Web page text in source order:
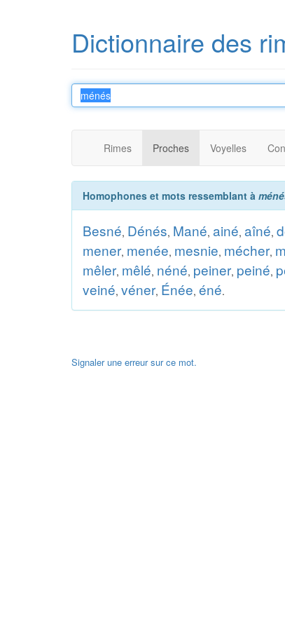
Dictionnaire des
Rimes Proches Voyelles
Homophones et mots ressemblant à
Besné, Dénés, Mané, ainé, aîné,
mener, menée, mesnie, mécher,
mêler, mêlé, néné, peiner, peiné,
veiné, véner, Énée, éné.
Signaler une erreur sur ce mot.